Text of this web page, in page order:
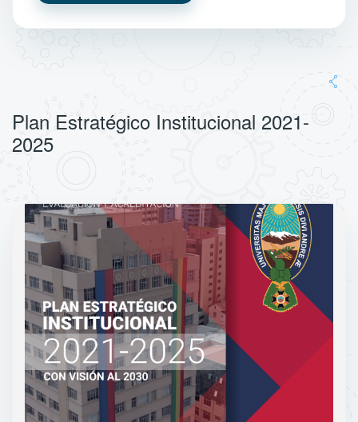
Plan Estratégico Institucional 2021-
2025